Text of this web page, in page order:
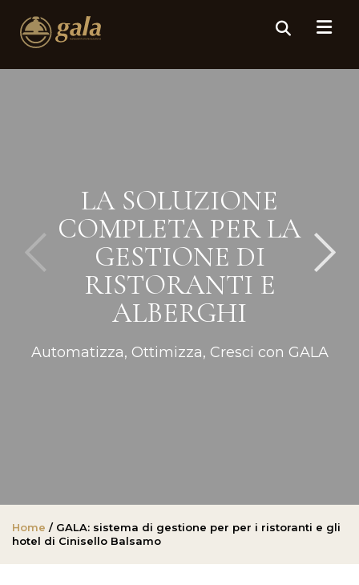
LA SOLUZIONE
COMPLETA PER LA
GESTIONE DI
RISTORANTI E
ALBERGHI
Automatizza, Ottimizza, Cresci con GALA
Home / GALA: sistema di gestione per per i ristoranti e gli
hotel di Cinisello Balsamo